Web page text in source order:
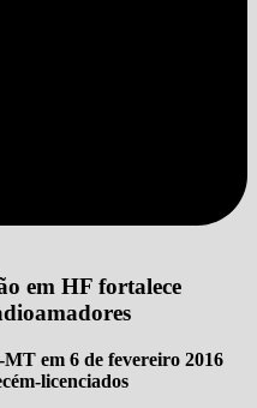
em HF fortalece
em 6 de fevereiro 2016
licenciados